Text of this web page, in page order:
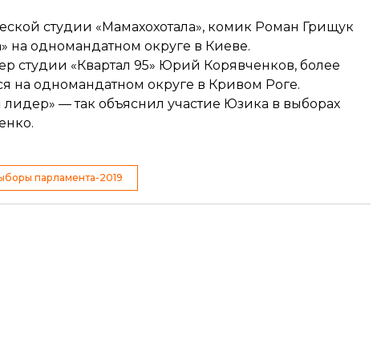
студии «Мамахохотала», комик Роман Грищук
на одномандатном округе в Киеве.
студии «Квартал 95» Юрий Корявченков, более
на одномандатном округе в Кривом Роге.
лидер» —так объяснил участие Юзика в выборах
парламента-2019